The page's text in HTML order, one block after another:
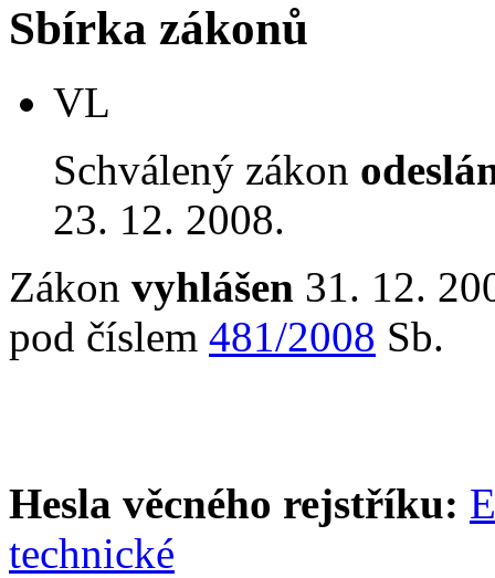
Sbírka zákonů
VL
Schválený zákon
23. 12. 2008.
Zákon vyhlášen 31. 12.
pod číslem 481/2008 Sb.
Hesla věcného rejstříku:
technické